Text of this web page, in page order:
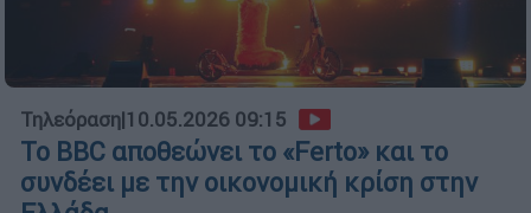
Τηλεόραση|10.05.2026 09:15
Το BBC αποθεώνει το «Ferto» και το
συνδέει με την οικονομική κρίση στην